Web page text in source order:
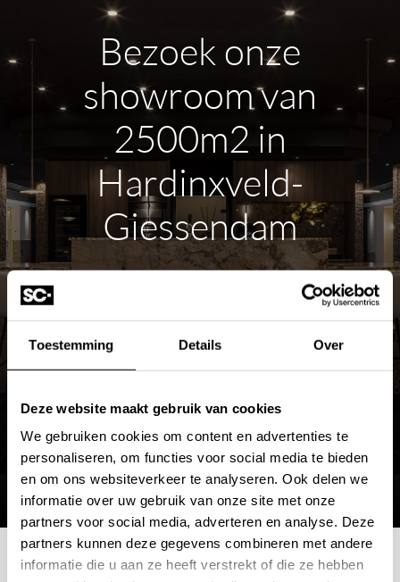
Toestemming Details Over
Deze website maakt gebruik van cookies
We gebruiken cookies om content en advertenties te
personaliseren, om functies voor social media te bieden
en om ons websiteverkeer te analyseren. Ook delen we
informatie over uw gebruik van onze site met onze
partners voor social media, adverteren en analyse. Deze
partners kunnen deze gegevens combineren met andere
informatie die u aan ze heeft verstrekt of die ze hebben
Bezoek onze
showroom van
2500m2 in
Hardinxveld-
Giessendam
MEER OVER DE SHOWROOM